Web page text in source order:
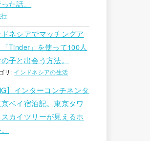
た話。
ネシアでマッチングア
Tinder」を使って100人
子と出会う方法。
リ: インドネシアの生活
】インターコンチネンタ
ベイ宿泊記。東京タワ
カイツリーが見えるホ